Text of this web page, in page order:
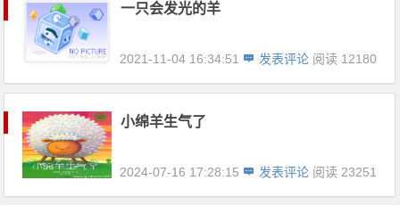
一只会发光的羊
2021-11-04 16:34:51 发表评论 阅读 12180
小绵羊生气了
2024-07-16 17:28:15 发表评论 阅读 23251